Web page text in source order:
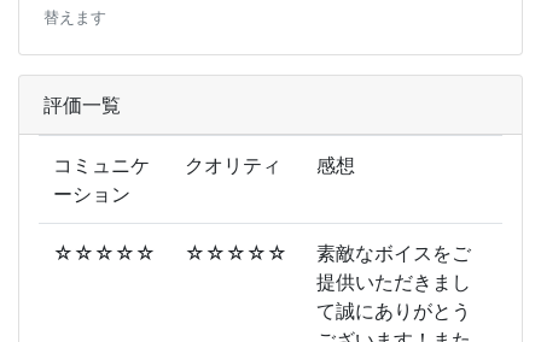
替えます
評価一覧
コミュニケ
ーション
クオリティ 感想
☆☆☆☆☆ ☆☆☆☆☆
素敵なボイスをご
提供いただきまし
て誠にありがとう